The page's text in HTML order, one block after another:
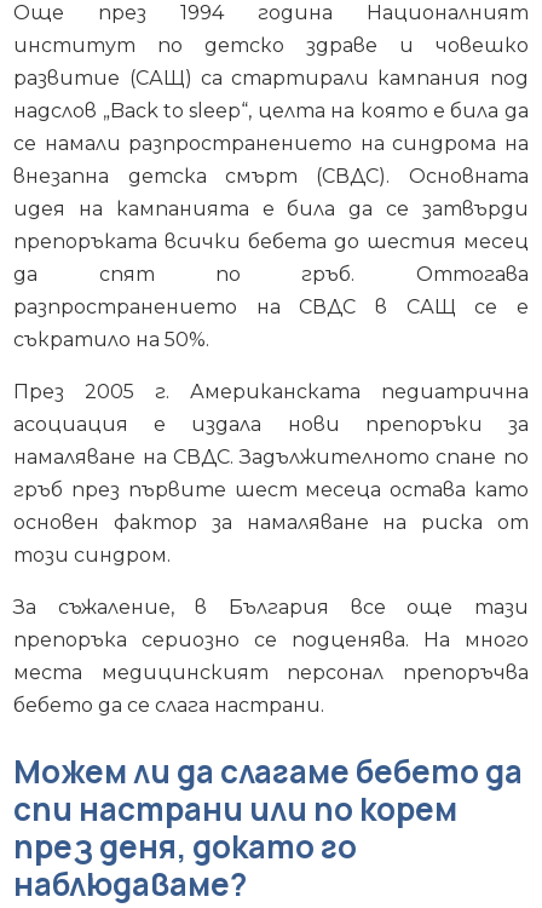
Още през 1994 година Националният
институт по детско здраве и човешко
развитие (САЩ) са стартирали кампания под
надслов „Back to sleep“, целта на която е била да
се намали разпространението на синдрома на
внезапна детска смърт (СВДС). Основната
идея на кампанията е била да се затвърди
препоръката всички бебета до шестия месец
да спят по гръб. Оттогава
разпространението на СВДС в САЩ се е
съкратило на 50%.
През 2005 г. Американската педиатрична
асоциация е издала нови препоръки за
намаляване на СВДС. Задължителното спане по
гръб през първите шест месеца остава като
основен фактор за намаляване на риска от
този синдром.
За съжаление, в България все още тази
препоръка сериозно се подценява. На много
места медицинският персонал препоръчва
бебето да се слага настрани.
Можем ли да слагаме бебето да
спи настрани или по корем
през деня, докато го
наблюдаваме?